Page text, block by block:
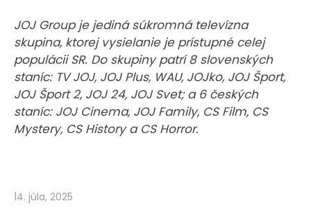
JOJ Group je jediná súkromná televízna
skupina, ktorej vysielanie je prístupné celej
populácii SR. Do skupiny patrí 8 slovenských
staníc: TV JOJ, JOJ Plus, WAU, JOJko, JOJ Šport,
JOJ Šport 2, JOJ 24, JOJ Svet; a 6 českých
staníc: JOJ Cinema, JOJ Family, CS Film, CS
Mystery, CS History a CS Horror.
14. júla, 2025